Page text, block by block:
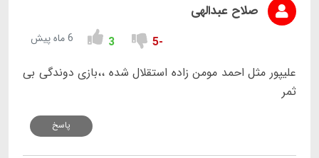
صلاح عبدالهی
-5
3 6 ماه پیش
علیپور مثل احمد مومن زاده استقلال شده ،،بازی دوندگی بی
ثمر
پاسخ